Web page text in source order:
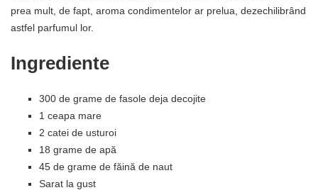
prea mult, de fapt, aroma condimentelor ar prelua, dezechilibrând
astfel parfumul lor.
Ingrediente
300 de grame de fasole deja decojite
1 ceapa mare
2 catei de usturoi
18 grame de apă
45 de grame de făină de naut
Sarat la gust